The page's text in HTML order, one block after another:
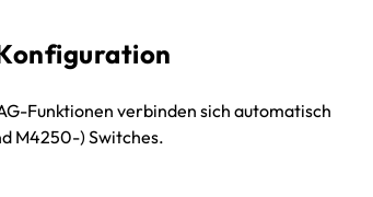
Funktionen verbinden sich automatisch
M4250-) Switches.